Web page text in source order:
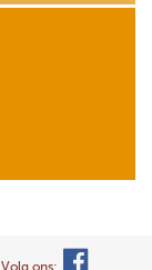
Volg ons: